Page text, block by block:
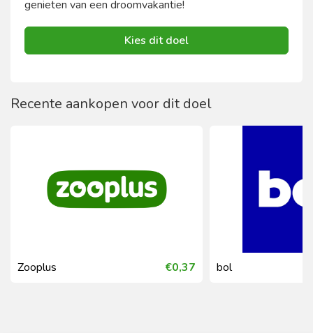
genieten van een droomvakantie!
Kies dit doel
Recente aankopen voor dit doel
Zooplus €0,37 bol